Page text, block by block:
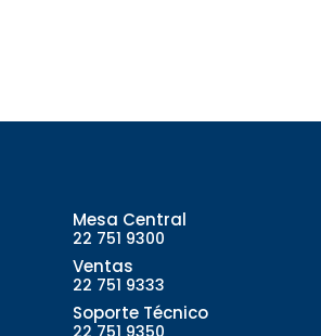
Mesa Central
22 751 9300
Ventas
22 751 9333
Soporte Técnico
22 751 9350